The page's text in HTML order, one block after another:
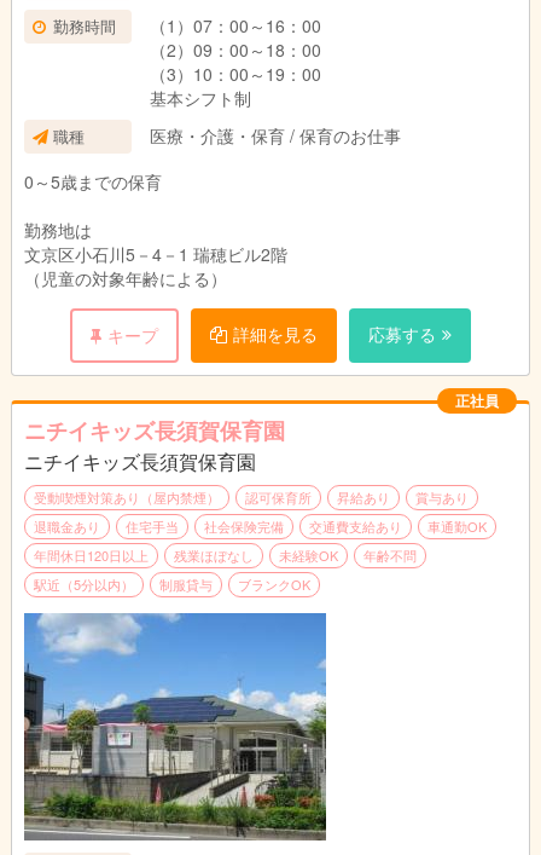
２，わくわく遊ぶ
積極的に学ぶ好奇心
遊びから始まるさまざまなアクティビティを通して、
学ぶ好奇心を養成します。
豊かな創造力と自己表現力
アートや音楽、遊びを通して感性を磨き、
創造力と自己表現力を高めます。
３、いきいき過ごす
自ら考え行動する自発力
友だちや周囲との関わりを通して、自と他の存在を知り、
自ら考え、行動することを学びます。
地域で育む思いやりと広い視野
地域社会との交流を通して、協調性を身につけ、
周りの人の気持ちを理解しいたわることを学びます。
勤務時間
（1）07：00～16：00
（2）09：00～18：00
（3）10：00～19：00
基本シフト制
職種
医療・介護・保育 / 保育のお仕事
0～5歳までの保育
勤務地は
文京区小石川5－4－1 瑞穂ビル2階
（児童の対象年齢による）
キープ 詳細を見る 応募する
正社員
ニチイキッズ長須賀保育園
ニチイキッズ長須賀保育園
受動喫煙対策あり（屋内禁煙） 認可保育所 昇給あり
賞与あり
退職金あり
住宅手当 社会保険完備 交通費支給あり
車通勤OK
年間休日120日以上
残業ほぼなし 未経験OK
年齢不問
駅近（5分以内）
制服貸与 ブランクOK